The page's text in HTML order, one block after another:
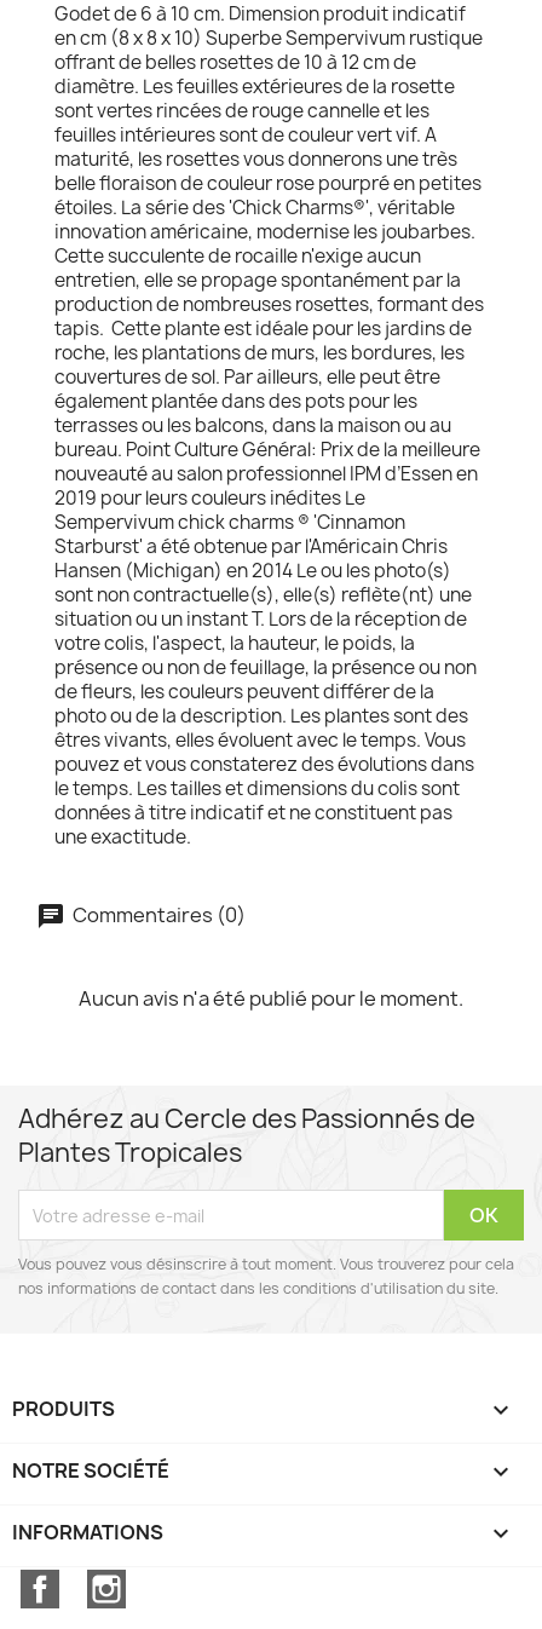
Godet de 6 à 10 cm. Dimension produit indicatif
en cm (8 x 8 x 10) Superbe Sempervivum rustique
offrant de belles rosettes de 10 à 12 cm de
diamètre. Les feuilles extérieures de la rosette
sont vertes rincées de rouge cannelle et les
feuilles intérieures sont de couleur vert vif. A
maturité, les rosettes vous donnerons une très
belle floraison de couleur rose pourpré en petites
étoiles. La série des 'Chick Charms®', véritable
innovation américaine, modernise les joubarbes.
Cette succulente de rocaille n'exige aucun
entretien, elle se propage spontanément par la
production de nombreuses rosettes, formant des
tapis. Cette plante est idéale pour les jardins de
roche, les plantations de murs, les bordures, les
couvertures de sol. Par ailleurs, elle peut être
également plantée dans des pots pour les
terrasses ou les balcons, dans la maison ou au
bureau. Point Culture Général: Prix de la meilleure
nouveauté au salon professionnel IPM d’Essen en
2019 pour leurs couleurs inédites Le
Sempervivum chick charms ® 'Cinnamon
Starburst' a été obtenue par l'Américain Chris
Hansen (Michigan) en 2014 Le ou les photo(s)
sont non contractuelle(s), elle(s) reflète(nt) une
situation ou un instant T. Lors de la réception de
votre colis, l'aspect, la hauteur, le poids, la
présence ou non de feuillage, la présence ou non
de fleurs, les couleurs peuvent différer de la
photo ou de la description. Les plantes sont des
êtres vivants, elles évoluent avec le temps. Vous
pouvez et vous constaterez des évolutions dans
le temps. Les tailles et dimensions du colis sont
données à titre indicatif et ne constituent pas
une exactitude.
Commentaires (0)
Aucun avis n'a été publié pour le moment.
Adhérez au Cercle des Passionnés de
Plantes Tropicales
Vous pouvez vous désinscrire à tout moment. Vous trouverez pour cela
nos informations de contact dans les conditions d'utilisation du site.
PRODUITS 
NOTRE SOCIÉTÉ 
INFORMATIONS keyboard_arrow_down
Facebook